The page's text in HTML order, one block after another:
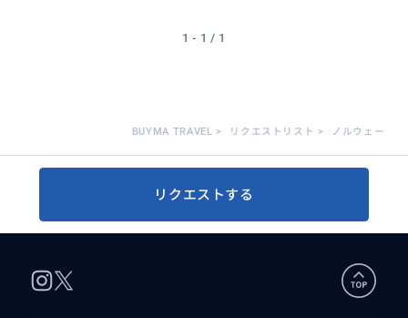
1 - 1 / 1
BUYMA TRAVEL > リクエストリスト > ノルウェー
リクエストする